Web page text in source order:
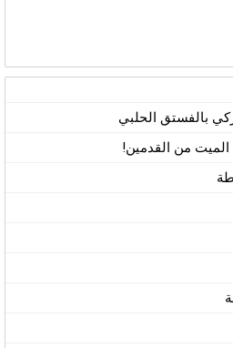
بالفستق الحلبي
الميت من القدمين!